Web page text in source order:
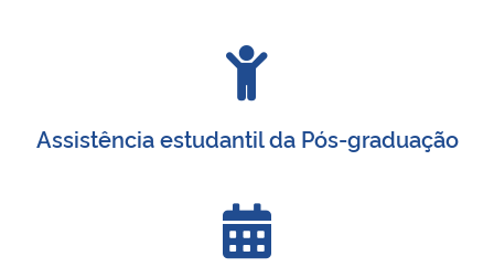
Assistência estudantil da Pós-graduação